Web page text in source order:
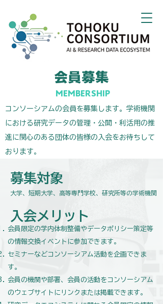
会員募集
MEMBERSHIP
コンソーシアムの会員を募集します。​学術機関
における研究データの管理・公開・利活用の推
進に関心のある団体の皆様の入会をお待ちして
おります。
​募集対象
大学、短期大学、高等専門学校、研究所等の学術機関
入会メリット
会員限定の学内体制整備やデータポリシー策定等
の情報交換イベントに参加できます。
​セミナーなどコンソーシアム活動を企画できま
す。
会員の機関や部署、会員の活動をコンソーシアム
のウェブサイトにリンクまたは掲載できます。